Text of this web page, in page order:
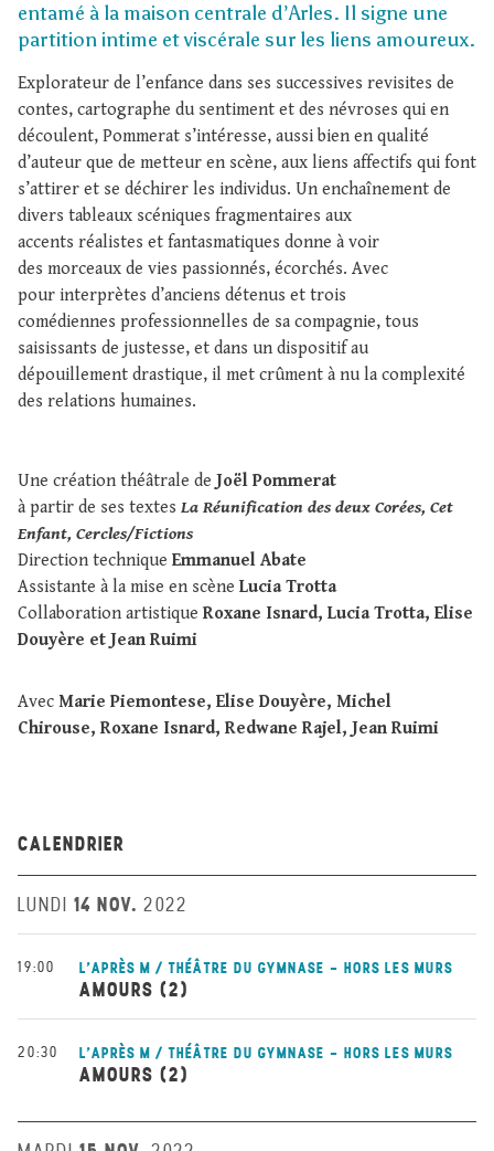
entamé à la maison centrale d’Arles. Il signe une
partition intime et viscérale sur les liens amoureux.
Explorateur de l’enfance dans ses successives revisites de
contes, cartographe du sentiment et des névroses qui en
découlent, Pommerat s’intéresse, aussi bien en qualité
d’auteur que de metteur en scène, aux liens affectifs qui font
s’attirer et se déchirer les individus. Un enchaînement de
divers tableaux scéniques fragmentaires aux
accents réalistes et fantasmatiques donne à voir
des morceaux de vies passionnés, écorchés. Avec
pour interprètes d’anciens détenus et trois
comédiennes professionnelles de sa compagnie, tous
saisissants de justesse, et dans un dispositif au
dépouillement drastique, il met crûment à nu la complexité
des relations humaines.
Une création théâtrale deJoël Pommerat
à partir de ses textes La Réunification des deux Corées, Cet
Enfant, Cercles/Fictions
Direction technique Emmanuel Abate
Assistante à la mise en scène Lucia Trotta
Collaboration artistique Roxane Isnard, Lucia Trotta, Elise
Douyère et Jean Ruimi
Avec Marie Piemontese, Elise Douyère, Michel
Chirouse, Roxane Isnard, Redwane Rajel, Jean Ruimi
CALENDRIER
LUNDI 14 NOV. 2022
19:00 L'APRÈS M / THÉÂTRE DU GYMNASE - HORS LES MURS
AMOURS (2)
20:30 L'APRÈS M / THÉÂTRE DU GYMNASE - HORS LES MURS
AMOURS (2)